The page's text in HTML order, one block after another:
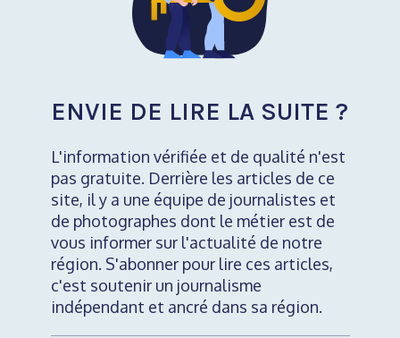
ENVIE DE LIRE LA SUITE ?
L'information vérifiée et de qualité n'est
pas gratuite. Derrière les articles de ce
site, il y a une équipe de journalistes et
de photographes dont le métier est de
vous informer sur l'actualité de notre
région. S'abonner pour lire ces articles,
c'est soutenir un journalisme
indépendant et ancré dans sa région.